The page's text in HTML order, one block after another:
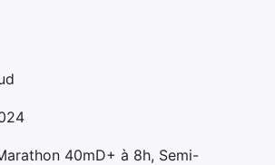
40mD+ à 8h, Semi-